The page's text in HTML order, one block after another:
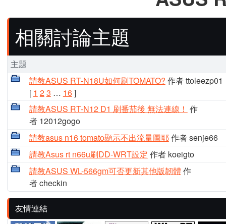
相關討論主題
主題
請教ASUS RT-N18U如何刷TOMATO? 作者 ttoleezp01
[ 1 23 … 16]
請教ASUS RT-N12 D1 刷番茄後 無法連線！ 作
者 12012gogo
請教asus n16 tomato顯示不出流量圖耶作者 senje66
請教Asus rt n66u刷DD-WRT設定 作者 koeigto
請教ASUS WL-566gm可否更新其他版韌體 作
者 checkin
友情連結